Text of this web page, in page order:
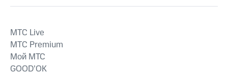
MTС Live
MTС Premium
Мой МТС
GOOD’OK